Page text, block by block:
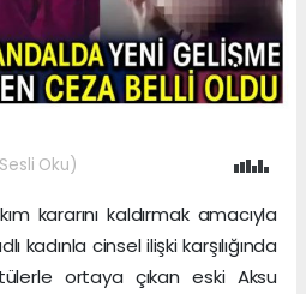
Oku)
kararını kaldırmak amacıyla
kadınla cinsel ilişki karşılığında
ortaya çıkan eski Aksu